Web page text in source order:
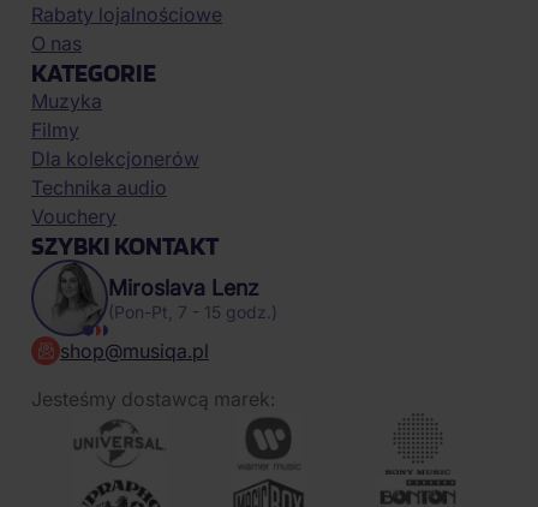
Rabaty lojalnościowe
O nas
KATEGORIE
Muzyka
Filmy
Dla kolekcjonerów
Technika audio
Vouchery
SZYBKI KONTAKT
Miroslava Lenz
(Pon-Pt, 7 - 15 godz.)
shop@musiqa.pl
Jesteśmy dostawcą marek: